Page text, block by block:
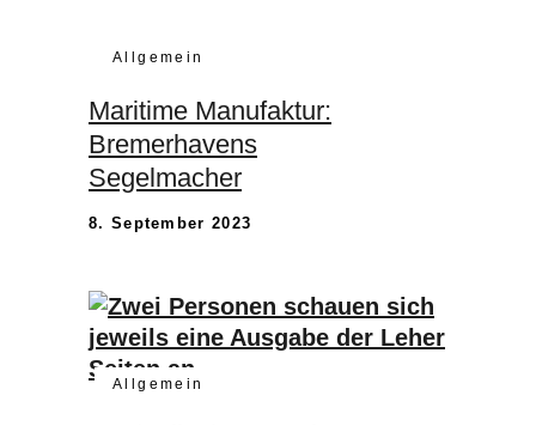
Allgemein
Maritime Manufaktur:
Bremerhavens
Segelmacher
8. September 2023
Allgemein